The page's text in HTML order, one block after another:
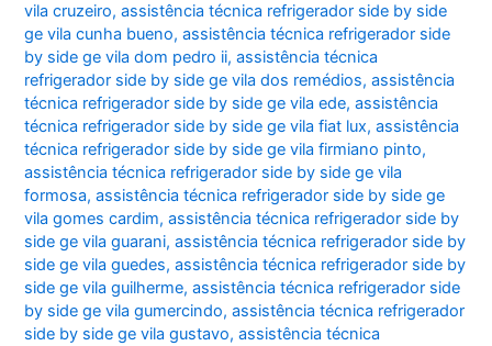
vila cruzeiro,assistência técnica refrigerador side by side
ge vila cunha bueno,assistência técnica refrigerador side
by side ge vila dom pedro ii,assistência técnica
refrigerador side by side ge vila dos remédios,assistência
técnica refrigerador side by side ge vila ede,assistência
técnica refrigerador side by side ge vila fiat lux,assistência
técnica refrigerador side by side ge vila firmiano pinto,
assistência técnica refrigerador side by side ge vila
formosa,assistência técnica refrigerador side by side ge
vila gomes cardim,assistência técnica refrigerador side by
side ge vila guarani,assistência técnica refrigerador side by
side ge vila guedes,assistência técnica refrigerador side by
side ge vila guilherme,assistência técnica refrigerador side
by side ge vila gumercindo,assistência técnica refrigerador
side by side ge vila gustavo,assistência técnica